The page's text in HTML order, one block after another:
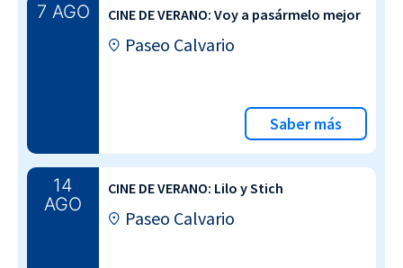
7 AGO CINE DE VERANO: Voy a pasármelo mejor
Paseo Calvario
Saber más
14
AGO
CINE DE VERANO: Lilo y Stich
Paseo Calvario